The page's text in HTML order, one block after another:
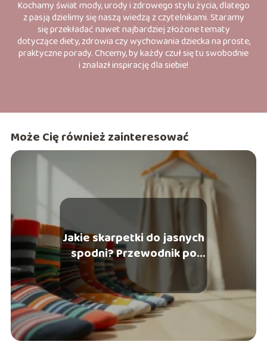
Kochamy świat mody, urody i zdrowego stylu życia, dlatego
z pasją dzielimy się naszą wiedzą z czytelnikami. Staramy
się przekładać nawet najbardziej złożone tematy
dotyczące diety, zdrowia czy wychowania dziecka na proste,
praktyczne porady. Chcemy, by każdy czuł się tu swobodnie
i znalazł inspirację dla siebie!
Może Cię również zainteresować
Jakie skarpetki do jasnych
spodni? Przewodnik po
stylizacjach